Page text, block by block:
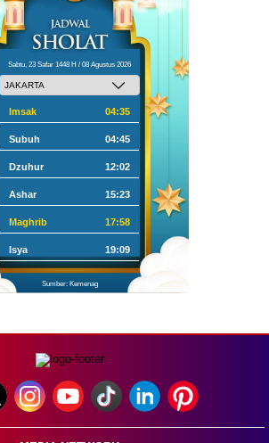
Sabtu, 23 Safar 1448 H / 08 Agustus 2026
Imsak 04:35
Subuh 04:45
Dzuhur 12:02
Ashar 15:23
Maghrib 17:58
Isya 19:09
Sumber: Kemenag